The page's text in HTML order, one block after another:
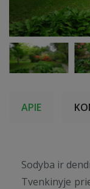
APIE
Sodyba ir
Tvenkinyje